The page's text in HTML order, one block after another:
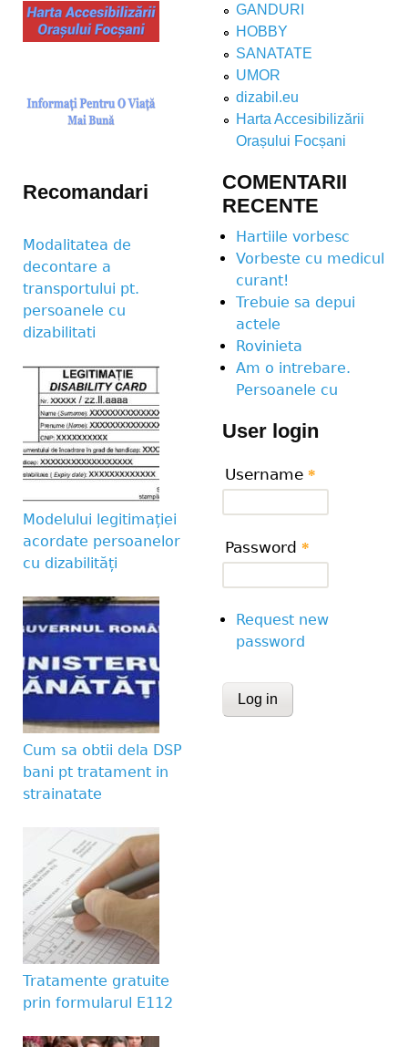
Recomandari
Modalitatea de
decontare a
transportului pt.
persoanele cu
dizabilitati
Modelului legitimației
acordate persoanelor
cu dizabilități
Cum sa obtii dela DSP
bani pt tratament in
strainatate
Tratamente gratuite
prin formularul E112
GANDURI
HOBBY
SANATATE
UMOR
dizabil.eu
Harta Accesibilizării
Orașului Focșani
COMENTARII
RECENTE
Hartiile vorbesc
Vorbeste cu medicul
curant!
Trebuie sa depui
actele
Rovinieta
Am o intrebare.
Persoanele cu
User login
Username *
Password *
Request new
password
CAPTCHA